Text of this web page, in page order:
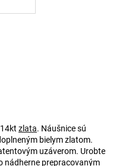
zlata. Náušnice sú
bielym zlatom.
uzáverom. Urobte
nádherne prepracovaným